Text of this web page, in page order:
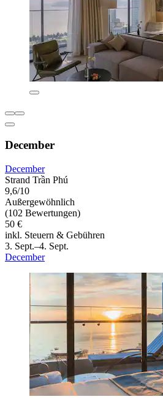
December
December
Strand Trần Phú
9,6/10
Außergewöhnlich
(102 Bewertungen)
50 €
inkl. Steuern & Gebühren
3. Sept.–4. Sept.
December